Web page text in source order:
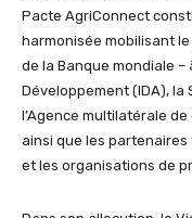
Pacte AgriConnect
harmonisée mobilisant
de la Banque mondiale
Développement (IDA), la
l’Agence multilatérale
ainsi que les
et les organisations de